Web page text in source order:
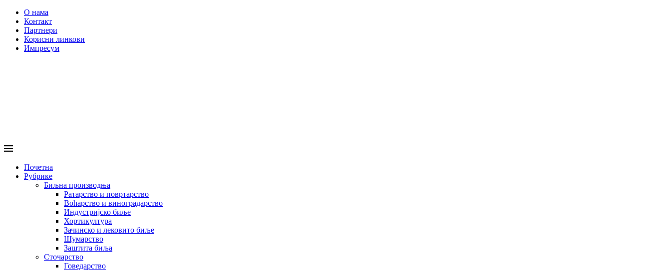
О нама
Контакт
Партнери
Корисни линкови
Импресум
Почетна
Рубрике
Биљна производња
Ратарство и повртарство
Воћарство и виноградарство
Индустријско биље
Хортикултура
Зачинско и лековито биље
Шумарство
Заштита биља
Сточарство
Говедарство